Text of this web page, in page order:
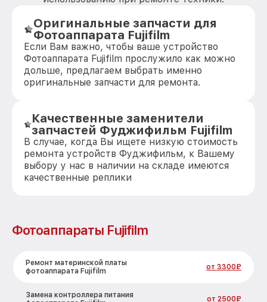
Оригинальные запчасти для
Фотоаппарата Fujifilm
Если Вам важно, чтобы ваше устройство
Фотоаппарата Fujifilm прослужило как можно
дольше, предлагаем выбрать именно
оригинальные запчасти для ремонта.
Качественные заменители
запчастей Фуджифильм Fujifilm
В случае, когда Вы ищете низкую стоимость
ремонта устройств Фуджифильм, к Вашему
выбору у нас в наличии на складе имеются
качественные реплики
Фотоаппараты Fujifilm
Ремонт материнской платы
фотоаппарата Fujifilm
от 3300₽
Замена контроллера питания
от 2500₽